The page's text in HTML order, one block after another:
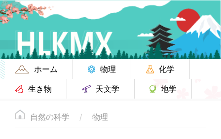
ホーム 物理
化学
生き物
天文学 地学
自然の科学 物理